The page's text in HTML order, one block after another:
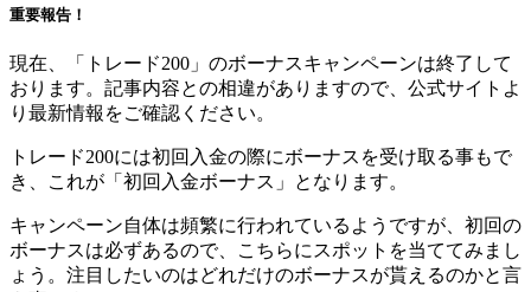
重要報告！
現在、「トレード200」のボーナスキャンペーンは終了して
おります。記事内容との相違がありますので、公式サイトよ
り最新情報をご確認ください。
トレード200には初回入金の際にボーナスを受け取る事もで
き、これが「初回入金ボーナス」となります。
キャンペーン自体は頻繁に行われているようですが、初回の
ボーナスは必ずあるので、こちらにスポットを当ててみまし
ょう。注目したいのはどれだけのボーナスが貰えるのかと言